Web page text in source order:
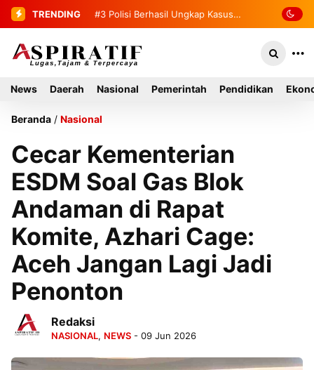
TRENDING #4 2 Tahanan yang Melarikan Diri
News Daerah Nasional Pemerintah Pendidikan
Beranda / Nasional
Cecar Kementerian
ESDM Soal Gas Blok
Andaman di Rapat
Komite, Azhari Cage:
Aceh Jangan Lagi Jadi
Penonton
Redaksi
NASIONAL, NEWS - 09 Jun 2026